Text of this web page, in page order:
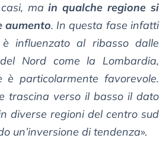
casi, main qualche regione si
aumento. In questa fase infatti
influenzato al ribasso dalle
Nord come la Lombardia,
è particolarmente favorevole.
trascina verso il basso il dato
diverse regioni del centro sud
un’inversione di tendenza».